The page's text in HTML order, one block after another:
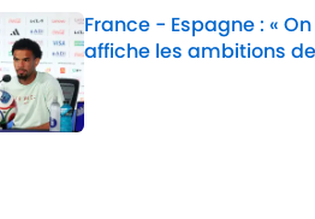
France - Espagne : «
affiche les ambitions